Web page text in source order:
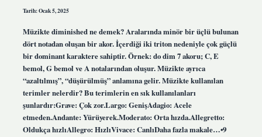
Tarih: Ocak 5, 2025
Müzikte diminished ne demek? Aralarında minör bir üçlü bulunan
dört notadan oluşan bir akor. İçerdiği iki triton nedeniyle çok güçlü
bir dominant karaktere sahiptir. Örnek: do dim 7 akoru; C, E
bemol, G bemol ve A notalarından oluşur. Müzikte ayrıca
“azaltılmış”, “düşürülmüş” anlamına gelir. Müzikte kullanılan
terimler nelerdir? Bu terimlerin en sık kullanılanları
şunlardır:Grave: Çok zor.Largo: GenişAdagio: Acele
etmeden.Andante: Yürüyerek.Moderato: Orta hızda.Allegretto:
Oldukça hızlıAllegro: HızlıVivace: CanlıDaha fazla makale…•9